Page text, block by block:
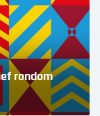
rondom